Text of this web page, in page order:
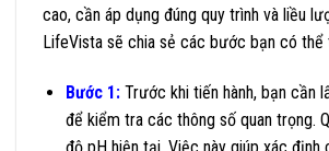
cao, cần áp dụng đúng quy trình và liều
LifeVista sẽ chia sẻ các bước bạn có thể
Bước 1:Trước khi tiến hành, bạn cần
để kiểm tra các thông số quan trọng.